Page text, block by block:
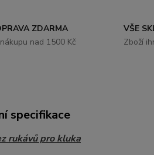
ZDARMA
nad 1500 Kč
VŠE
Zboží
specifikace
rukávů pro kluka